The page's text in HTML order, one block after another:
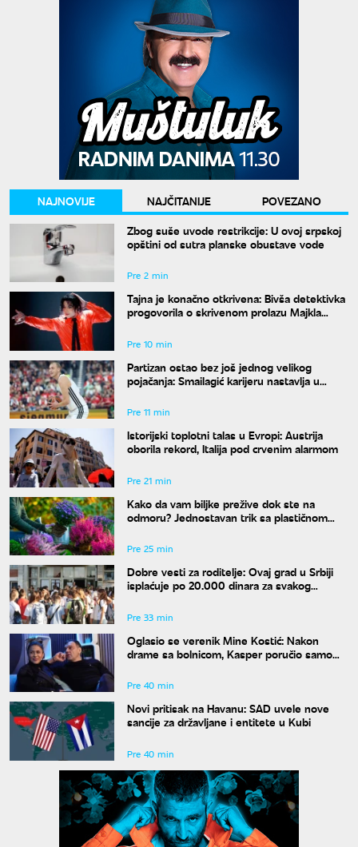
NAJNOVIJE NAJČITANIJE
POVEZANO
Zbog suše uvode restrikcije: U ovoj srpskoj
opštini od sutra planske obustave vode
Pre 2 min
Tajna je konačno otkrivena: Bivša detektivka
progovorila o skrivenom prolazu Majkla
Pre 10 min
Partizan ostao bez još jednog velikog
pojačanja: Smailagić karijeru nastavlja u
Pre 11 min
Istorijski toplotni talas u Evropi: Austrija
oborila rekord, Italija pod crvenim alarmom
Pre 21 min
Kako da vam biljke prežive dok ste na
odmoru? Jednostavan trik sa plastičnom
Pre 25 min
Dobre vesti za roditelje: Ovaj grad u Srbiji
isplaćuje po 20.000 dinara za svakog
Pre 33 min
Oglasio se verenik Mine Kostić: Nakon
drame sa bolnicom, Kasper poručio samo
Pre 40 min
Novi pritisak na Havanu: SAD uvele nove
sancije za državljane i entitete u Kubi
Pre 40 min